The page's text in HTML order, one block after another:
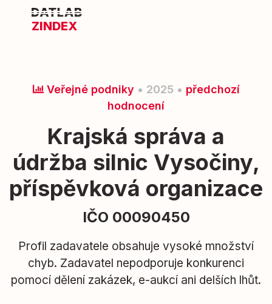
ZINDEX
Veřejné podniky • 2025 • předchozí
hodnocení
Krajská správa a
údržba silnic Vysočiny,
příspěvková organizace
IČO 00090450
Profil zadavatele obsahuje vysoké množství
chyb. Zadavatel nepodporuje konkurenci
pomocí dělení zakázek, e-aukcí ani delších lhůt.